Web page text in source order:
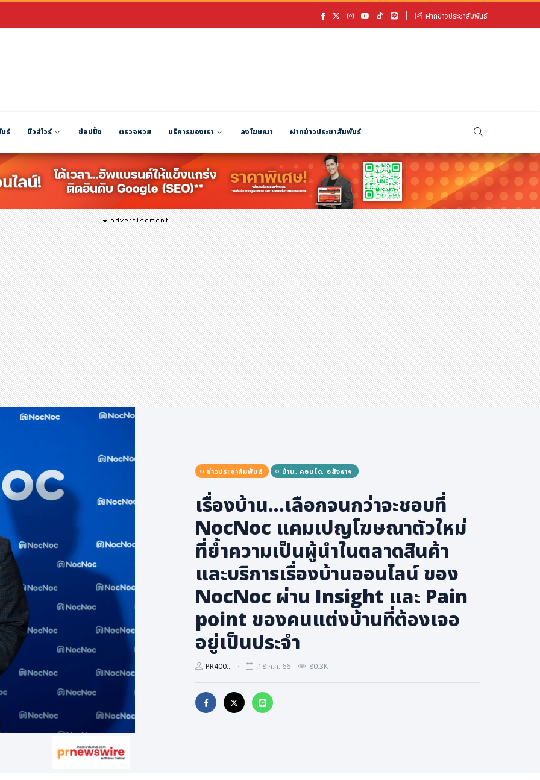
ฝากข่าวประชาสัมพันธ์
ธ์ นิวส์ไวร์ ช้อปปิ้ง ตรวจหวย บริการของเรา ลงโฆษณา ฝากข่าวประชาสัมพันธ์
ข่าวประชาสัมพันธ์ บ้าน, คอนโด, อสังหาฯ
เรื่องบ้าน...เลือกจนกว่าจะชอบที่
NocNoc แคมเปญโฆษณาตัวใหม่
ที่ย้ำความเป็นผู้นำในตลาดสินค้า
และบริการเรื่องบ้านออนไลน์ ของ
NocNoc ผ่าน Insight และ Pain
point ของคนแต่งบ้านที่ต้องเจอ
อยู่เป็นประจำ
PR400... 18 ก.ค. 66 80.3K